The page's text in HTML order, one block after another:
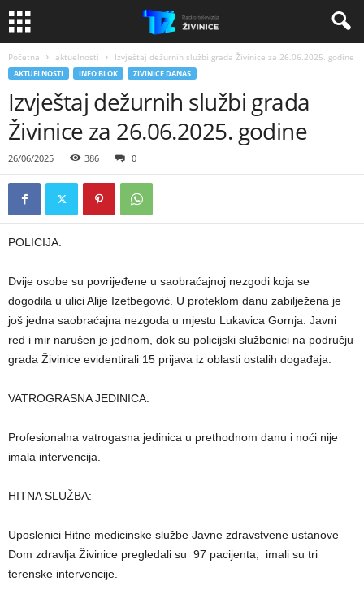
Početna aktuelnosti Izvještaj dežurnih službi grada Živinice za 26.06.2025. godine
AKTUELNOSTI INFO BLOK ZIVINICE DANAS
Izvještaj dežurnih službi grada
Živinice za 26.06.2025. godine
26/06/2025 386 0
POLICIJA:
Dvije osobe su povrijeđene u saobraćajnoj nezgodi koja se
dogodila u ulici Alije Izetbegović. U proteklom danu zabilježena je
još jedna saobraćajna nezgoda u mjestu Lukavica Gornja. Javni
red i mir narušen je jednom, dok su policijski službenici na području
grada Živinice evidentirali 15 prijava iz oblasti ostalih događaja.
VATROGRASNA JEDINICA:
Profesionalna vatrogasna jedinica u prethodnom danu i noći nije
imala intervencija.
HITNA SLUŽBA:
Uposlenici Hitne medicinske službe Javne zdravstvene ustanove
Dom zdravlja Živinice pregledali su 97 pacijenta, imali su tri
terenske intervencije.